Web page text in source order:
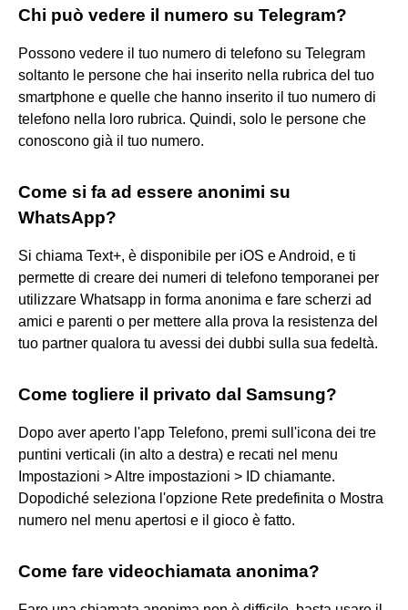
Chi può vedere il numero su Telegram?
Possono vedere il tuo numero di telefono su Telegram
soltanto le persone che hai inserito nella rubrica del tuo
smartphone e quelle che hanno inserito il tuo numero di
telefono nella loro rubrica. Quindi, solo le persone che
conoscono già il tuo numero.
Come si fa ad essere anonimi su
WhatsApp?
Si chiama Text+, è disponibile per iOS e Android, e ti
permette di creare dei numeri di telefono temporanei per
utilizzare Whatsapp in forma anonima e fare scherzi ad
amici e parenti o per mettere alla prova la resistenza del
tuo partner qualora tu avessi dei dubbi sulla sua fedeltà.
Come togliere il privato dal Samsung?
Dopo aver aperto l'app Telefono, premi sull'icona dei tre
puntini verticali (in alto a destra) e recati nel menu
Impostazioni > Altre impostazioni > ID chiamante.
Dopodiché seleziona l'opzione Rete predefinita o Mostra
numero nel menu apertosi e il gioco è fatto.
Come fare videochiamata anonima?